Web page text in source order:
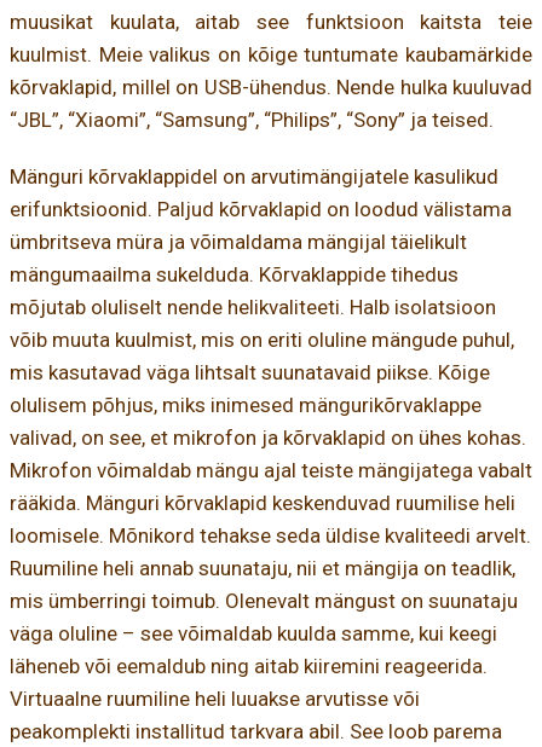
muusikat kuulata, aitab see funktsioon kaitsta teie
kuulmist. Meie valikus on kõige tuntumate kaubamärkide
kõrvaklapid, millel on USB-ühendus. Nende hulka kuuluvad
“JBL”, “Xiaomi”, “Samsung”, “Philips”, “Sony” ja teised.
Mänguri kõrvaklappidel on arvutimängijatele kasulikud
erifunktsioonid. Paljud kõrvaklapid on loodud välistama
ümbritseva müra ja võimaldama mängijal täielikult
mängumaailma sukelduda. Kõrvaklappide tihedus
mõjutab oluliselt nende helikvaliteeti. Halb isolatsioon
võib muuta kuulmist, mis on eriti oluline mängude puhul,
mis kasutavad väga lihtsalt suunatavaid piikse. Kõige
olulisem põhjus, miks inimesed mängurikõrvaklappe
valivad, on see, et mikrofon ja kõrvaklapid on ühes kohas.
Mikrofon võimaldab mängu ajal teiste mängijatega vabalt
rääkida. Mänguri kõrvaklapid keskenduvad ruumilise heli
loomisele. Mõnikord tehakse seda üldise kvaliteedi arvelt.
Ruumiline heli annab suunataju, nii et mängija on teadlik,
mis ümberringi toimub. Olenevalt mängust on suunataju
väga oluline – see võimaldab kuulda samme, kui keegi
läheneb või eemaldub ning aitab kiiremini reageerida.
Virtuaalne ruumiline heli luuakse arvutisse või
peakomplekti installitud tarkvara abil. See loob parema